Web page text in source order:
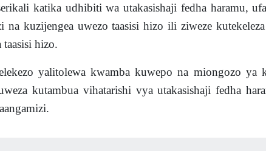
katika udhibiti wa utakasishaji fedha haramu,
na kuzijengea uwezo taasisi hizo ili ziweze
taasisi hizo.
yalitolewa kwamba kuwepo na miongozo ya
kutambua vihatarishi vya utakasishaji fedha